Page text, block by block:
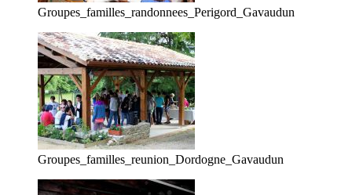
Groupes_familles_randonnees_Perigord_Gavaudun
Groupes_familles_reunion_Dordogne_Gavaudun